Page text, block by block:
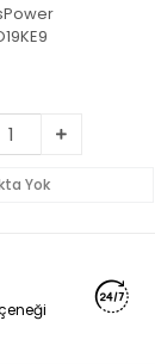
Yok